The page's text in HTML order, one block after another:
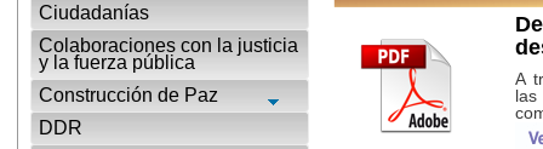
Ciudadanías
Colaboraciones con la justicia
y la fuerza pública
Construcción de Paz
DDR
A